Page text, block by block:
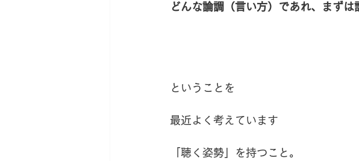
どんな論調（言い方）であれ、まずは
ということを
最近よく考えています
「聴く姿勢」を持つこと。